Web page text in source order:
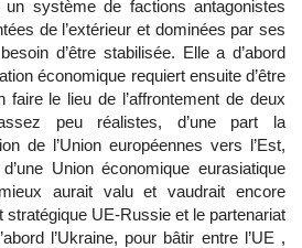
système de factions antagonistes
de l’extérieur et dominées par ses
d’être stabilisée. Elle a d’abord
économique requiert ensuite d’être
faire le lieu de l’affrontement de deux
peu réalistes, d’une part la
de l’Union européennes vers l’Est,
Union économique eurasiatique
aurait valu et vaudrait encore
stratégique UE-Russie et le partenariat
l’Ukraine, pour bâtir entre l’UE ,